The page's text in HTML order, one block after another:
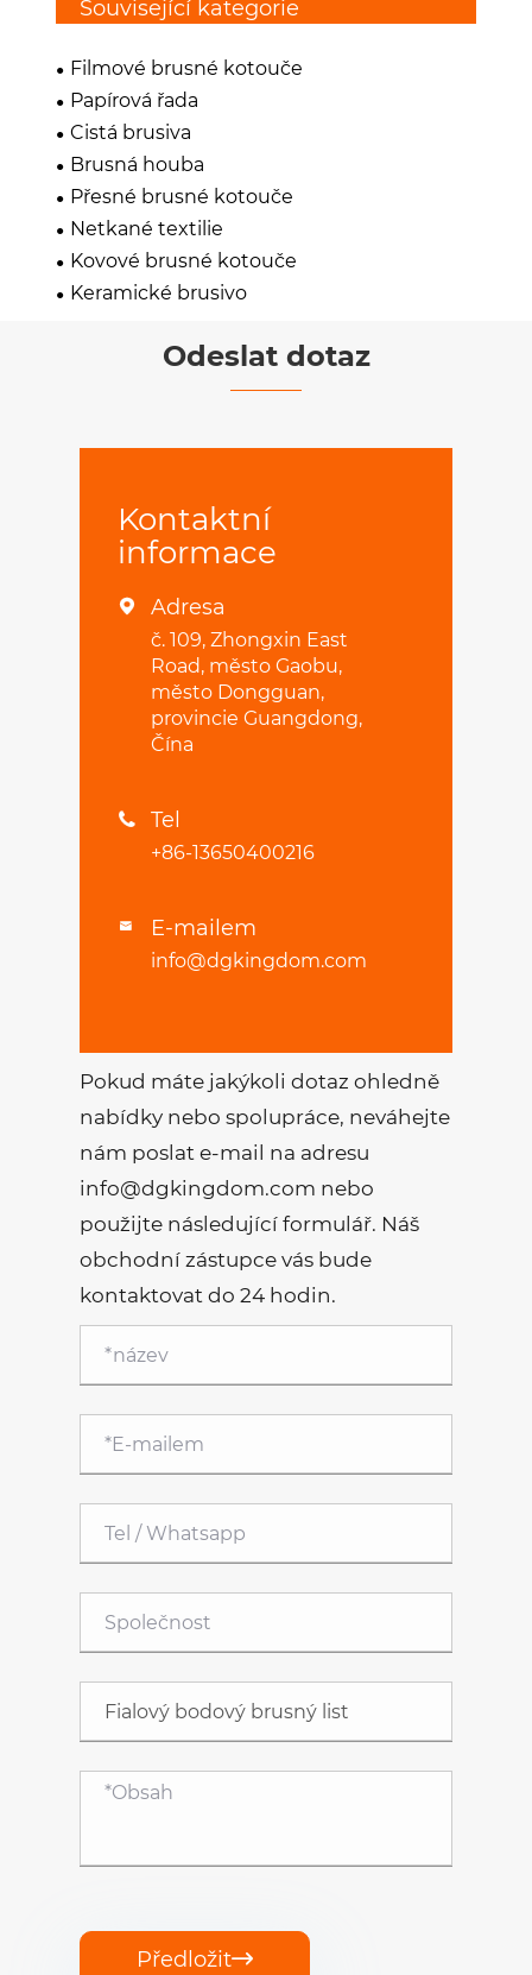
Související kategorie
Filmové brusné kotouče
Papírová řada
Čistá brusiva
Brusná houba
Přesné brusné kotouče
Netkané textilie
Kovové brusné kotouče
Keramické brusivo
Odeslat dotaz
Kontaktní
informace
 Adresa
č. 109, Zhongxin East
Road, město Gaobu,
město Dongguan,
provincie Guangdong,
Čína
 Tel
+86-13650400216
 E-mailem
info@dgkingdom.com
Pokud máte jakýkoli dotaz ohledně
nabídky nebo spolupráce, neváhejte
nám poslat e-mail na adresu
info@dgkingdom.com nebo
použijte následující formulář. Náš
obchodní zástupce vás bude
kontaktovat do 24 hodin.
Předložit